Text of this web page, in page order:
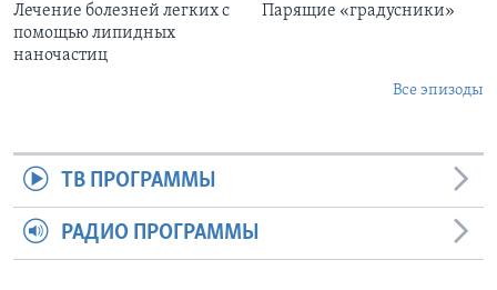
Лечение болезней легких с
помощью липидных
наночастиц
Парящие «градусники»
Все эпизоды
ТВ ПРОГРАММЫ
РАДИО ПРОГРАММЫ